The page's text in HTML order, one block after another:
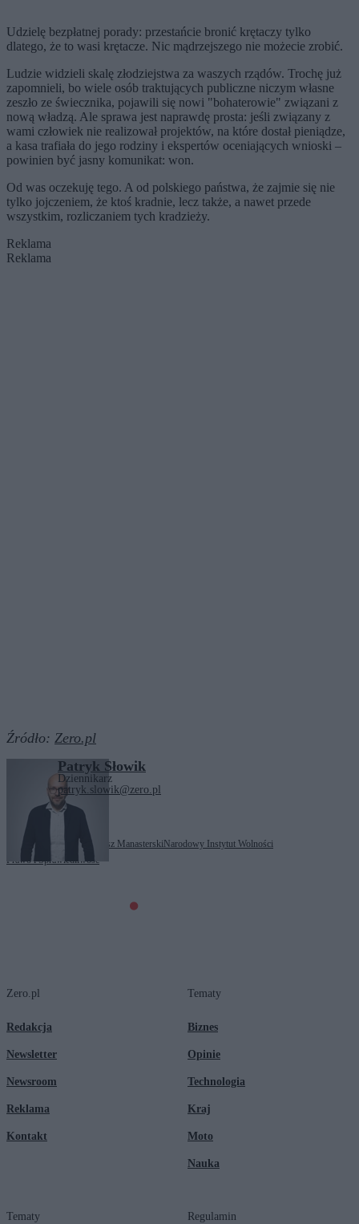
Udzielę bezpłatnej porady: przestańcie bronić krętaczy tylko
dlatego, że to wasi krętacze. Nic mądrzejszego nie możecie zrobić.
Ludzie widzieli skalę złodziejstwa za waszych rządów. Trochę już
zapomnieli, bo wiele osób traktujących publiczne niczym własne
zeszło ze świecznika, pojawili się nowi "bohaterowie" związani z
nową władzą. Ale sprawa jest naprawdę prosta: jeśli związany z
wami człowiek nie realizował projektów, na które dostał pieniądze,
a kasa trafiała do jego rodziny i ekspertów oceniających wnioski –
powinien być jasny komunikat: won.
Od was oczekuję tego. A od polskiego państwa, że zajmie się nie
tylko jojczeniem, że ktoś kradnie, lecz także, a nawet przede
wszystkim, rozliczaniem tych kradzieży.
Reklama
Reklama
Źródło: Zero.pl
Patryk Słowik
Dziennikarz
patryk.slowik@zero.pl
Tagi:Andrzej Duda Miłosz ManasterskiNarodowy Instytut Wolności
Prawo i Sprawiedliwość
Zero.pl
Redakcja
Newsletter
Newsroom
Reklama
Kontakt
Tematy
Biznes
Opinie
Technologia
Kraj
Moto
Nauka
Tematy Regulamin